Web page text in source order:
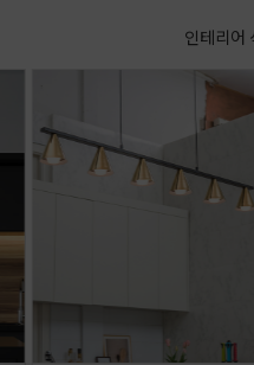
인테리어